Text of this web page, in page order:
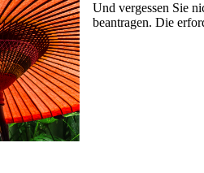
Und vergessen Sie
beantragen. Die